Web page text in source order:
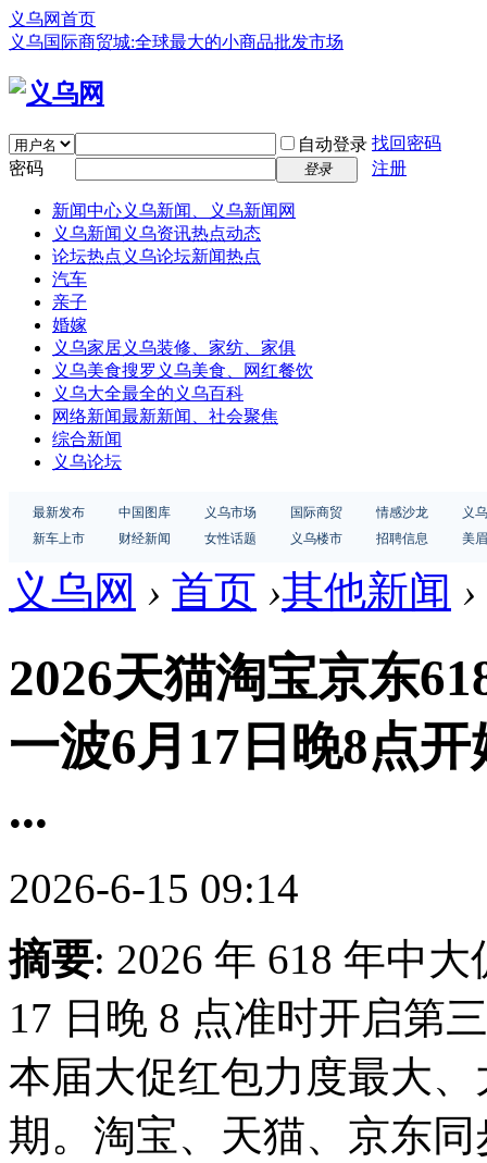
义乌网首页
义乌国际商贸城:全球最大的小商品批发市场
自动登录 找回密码
密码
登录 注册
新闻中心义乌新闻、义乌新闻网
义乌新闻 义乌资讯热点动态
论坛热点 义乌论坛新闻热点
汽车
亲子
婚嫁
义乌家居义乌装修、家纺、家俱
义乌美食搜罗义乌美食、网红餐饮
义乌大全最全的义乌百科
网络新闻最新新闻、社会聚焦
综合新闻
义乌论坛
最新发布 中国图库 义乌市场 国际商贸 情感沙龙
义
新车上市
财经新闻 女性话题 义乌楼市 招聘信息 美
义乌网 › 首页 ›其他新闻 ›
2026天猫淘宝京东
一波6月17日晚8点
...
2026-6-15 09:14
摘要: 2026 年 618 年中
17 日晚 8 点准时开启第
本届大促红包力度最大
期。淘宝、天猫、京东